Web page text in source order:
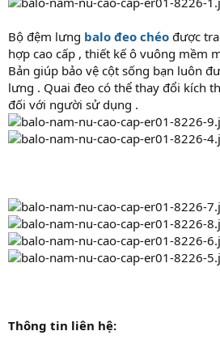
Bộ đệm lưng balo đeo chéo được
hợp cao cấp , thiết kế ô vuông mềm
Bản giúp bảo vệ cột sống bạn luôn
lưng . Quai đeo có thể thay đổi kích
đối với người sử dụng .
Thông tin liên hệ: